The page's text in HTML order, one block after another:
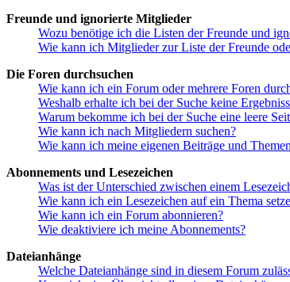
Freunde und ignorierte Mitglieder
Wozu benötige ich die Listen der Freunde und
Wie kann ich Mitglieder zur Liste der Freunde
Die Foren durchsuchen
Wie kann ich ein Forum oder mehrere Foren
Weshalb erhalte ich bei der Suche keine
Warum bekomme ich bei der Suche eine leere
Wie kann ich nach Mitgliedern suchen?
Wie kann ich meine eigenen Beiträge und
Abonnements und Lesezeichen
Was ist der Unterschied zwischen einem
Wie kann ich ein Lesezeichen auf ein Thema
Wie kann ich ein Forum abonnieren?
Wie deaktiviere ich meine Abonnements?
Dateianhänge
Welche Dateianhänge sind in diesem Forum